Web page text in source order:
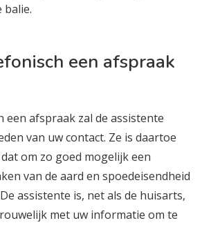
balie.
een afspraak
een afspraak zal de assistente
van uw contact. Ze is daartoe
om zo goed mogelijk een
van de aard en spoedeisendheid
assistente is, net als de huisarts,
met uw informatie om te